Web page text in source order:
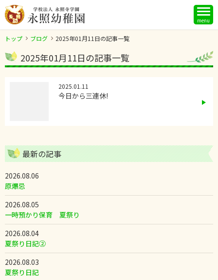
menu
トップ ブログ 2025年01月11日の記事一覧
2025年01月11日の記事一覧
2025.01.11
今日から三連休!
最新の記事
2026.08.06
原爆忌
2026.08.05
一時預かり保育 夏祭り
2026.08.04
夏祭り日記②
2026.08.03
夏祭り日記